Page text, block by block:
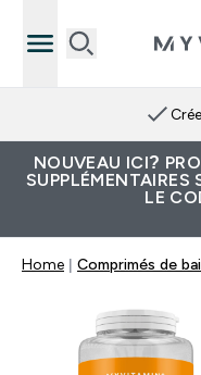
NOUVEAU ICI?
SUPPLÉMENTAIRES
LE
Home Comprimés de